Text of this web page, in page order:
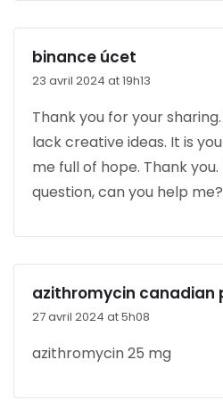
binance úcet
23 avril 2024 at 19h13
Thank you for your
lack creative ideas. It is
me full of hope. Thank you.
question, can you help me?
azithromycin canadian
27 avril 2024 at 5h08
azithromycin 25 mg